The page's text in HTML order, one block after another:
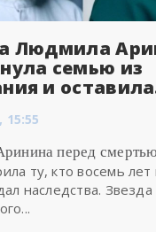
Людмила
семью из
и
15:55
перед смертью
ту, кто восемь
наследства. Звезда